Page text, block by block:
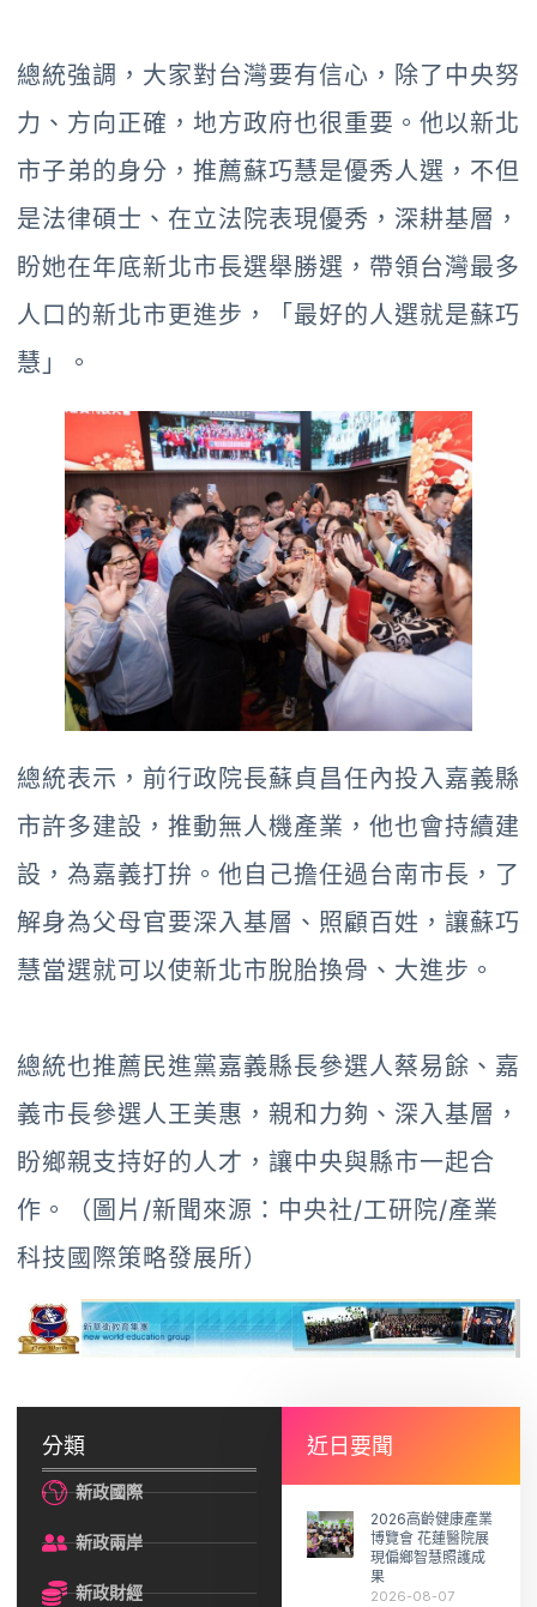
總統強調，大家對台灣要有信心，除了中央努
力、方向正確，地方政府也很重要。他以新北
市子弟的身分，推薦蘇巧慧是優秀人選，不但
是法律碩士、在立法院表現優秀，深耕基層，
盼她在年底新北市長選舉勝選，帶領台灣最多
人口的新北市更進步，「最好的人選就是蘇巧
慧」。
總統表示，前行政院長蘇貞昌任內投入嘉義縣
市許多建設，推動無人機產業，他也會持續建
設，為嘉義打拚。他自己擔任過台南市長，了
解身為父母官要深入基層、照顧百姓，讓蘇巧
慧當選就可以使新北市脫胎換骨、大進步。
總統也推薦民進黨嘉義縣長參選人蔡易餘、嘉
義市長參選人王美惠，親和力夠、深入基層，
盼鄉親支持好的人才，讓中央與縣市一起合
作。（圖片/新聞來源：中央社/工研院/產業
科技國際策略發展所）
分類
新政國際
新政兩岸
新政財經
近日要聞
2026高齡健康產業
博覽會 花蓮醫院展
現偏鄉智慧照護成
果
2026-08-07